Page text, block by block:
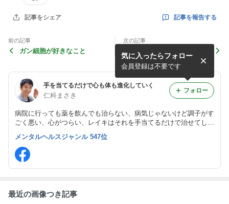
記事をシェア 記事を報告する
前の記事
ガン細胞が好きなこと
次の記事
９月１０月のお知らせ(受講
向け)
手を当てるだけで心も体も進化していく
仁科まさき
病院に行っても薬を飲んでも治らない、病気じゃないけど調子がす
ごく悪い、心がつらい、レイキはそれを手当てるだけで治せてしま
います。4500人を教えたノウハウ満載の講習であなたもレイキが
１日で使えるようになります。
気に入ったらフォロー
会員登録は不要です
フォロー
メンタルヘルスジャンル 547位
最近の画像つき記事